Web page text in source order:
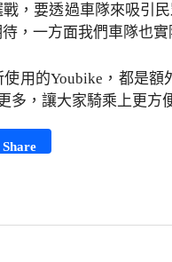
，要透過車隊來吸引
，一方面我們車隊也
用的Youbike，都是
多，讓大家騎乘上更方
Share